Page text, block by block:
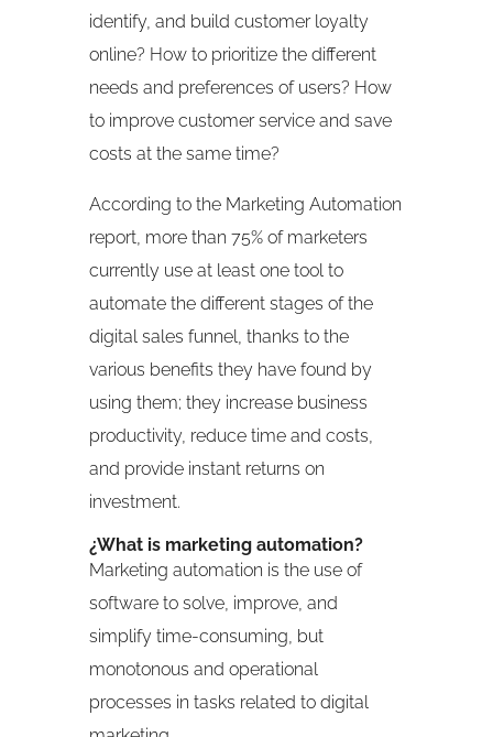
identify, and build customer loyalty
online? How to prioritize the different
needs and preferences of users? How
to improve customer service and save
costs at the same time?
According to the Marketing Automation
report, more than 75% of marketers
currently use at least one tool to
automate the different stages of the
digital sales funnel, thanks to the
various benefits they have found by
using them; they increase business
productivity, reduce time and costs,
and provide instant returns on
investment.
¿What is marketing automation?
Marketing automation is the use of
software to solve, improve, and
simplify time-consuming, but
monotonous and operational
processes in tasks related to digital